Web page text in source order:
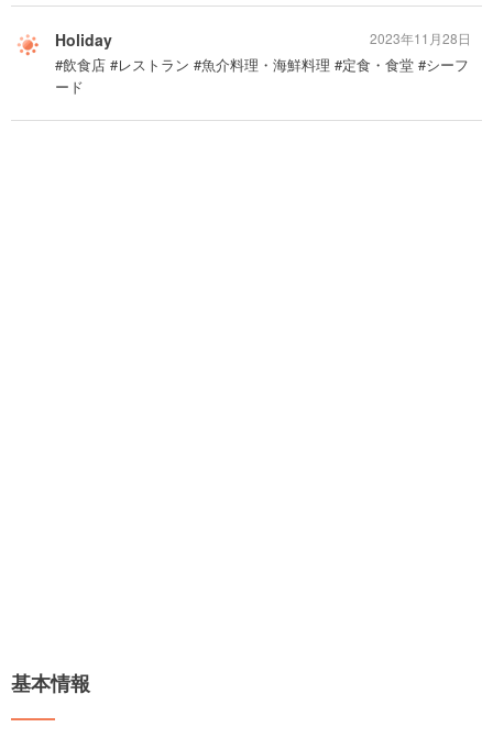
Holiday
#飲食店 #レストラン #魚介料理・海鮮料理 #定食・食堂 #シーフ
ード
2023年11月28日
基本情報